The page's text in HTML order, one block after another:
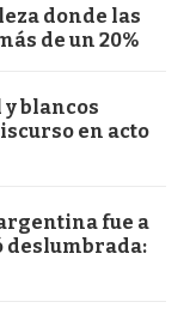
donde las
de un 20%
blancos
en acto
fue a
deslumbrada: